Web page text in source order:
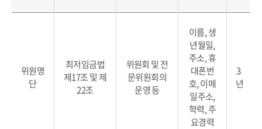
위원명
단
최저임금법
제17조 및 제
22조
위원회 및 전
문위원회의
운영 등
이름, 생
년월일,
주소, 휴
대폰번
호, 이메
일주소,
학력, 주
요경력
3
년